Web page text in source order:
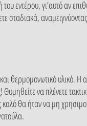
εντέρου, γι’αυτό αν
σταδιακά,
θερμομονωτικό υλικό. Η
να πλένετε
θα ήταν να μη